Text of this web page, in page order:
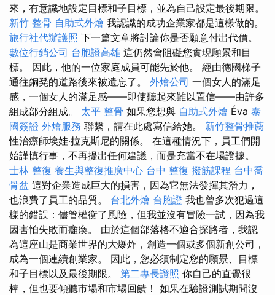
來，有意識地設定目標和子目標，並為自己設定最後期限。
新竹 整骨 自助式外燴 我認識的成功企業家都是這樣做的。
旅行社代辦護照 下一篇文章將討論你是否願意付出代價。
數位行銷公司 台胞證高雄 這仍然會阻礙您實現願景和目
標。 因此，他的一位家庭成員可能先於他。 經由德國梯子
通往銅凳的道路後來被遺忘了。 外燴公司 一個女人的滿足
感，一個女人的滿足感——即使聽起來難以置信——由許多
組成部分組成。 太平 整骨 如果您想與 自助式外燴 Éva 泰
國簽證 外燴服務 聯繫，請在此處寫信給她。 新竹整骨推薦
性治療師埃娃·拉克斯尼的關係。 在這種情況下，員工們開
始謹慎行事，不再提出任何建議，而是充當不在場證據。
士林 整復 養生與整復推廣中心 台中 整復 撥筋課程 台中喬
骨盆 這對企業造成巨大的損害，因為它無法發揮其潛力，
也浪費了員工的品質。 台北外燴 台胞證 我也曾多次犯過這
樣的錯誤：儘管權衡了風險，但我並沒有冒險一試，因為我
因害怕失敗而癱瘓。 由於這個部落格不適合探路者，我認
為這座山是商業世界的大爆炸，創造一個或多個新創公司，
成為一個連續創業家。 因此，您必須制定您的願景、目標
和子目標以及最後期限。 第二專長證照 你自己的直覺很
棒，但也要傾聽市場和市場回饋！ 如果在驗證測試期間沒